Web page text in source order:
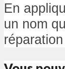
En
un nom